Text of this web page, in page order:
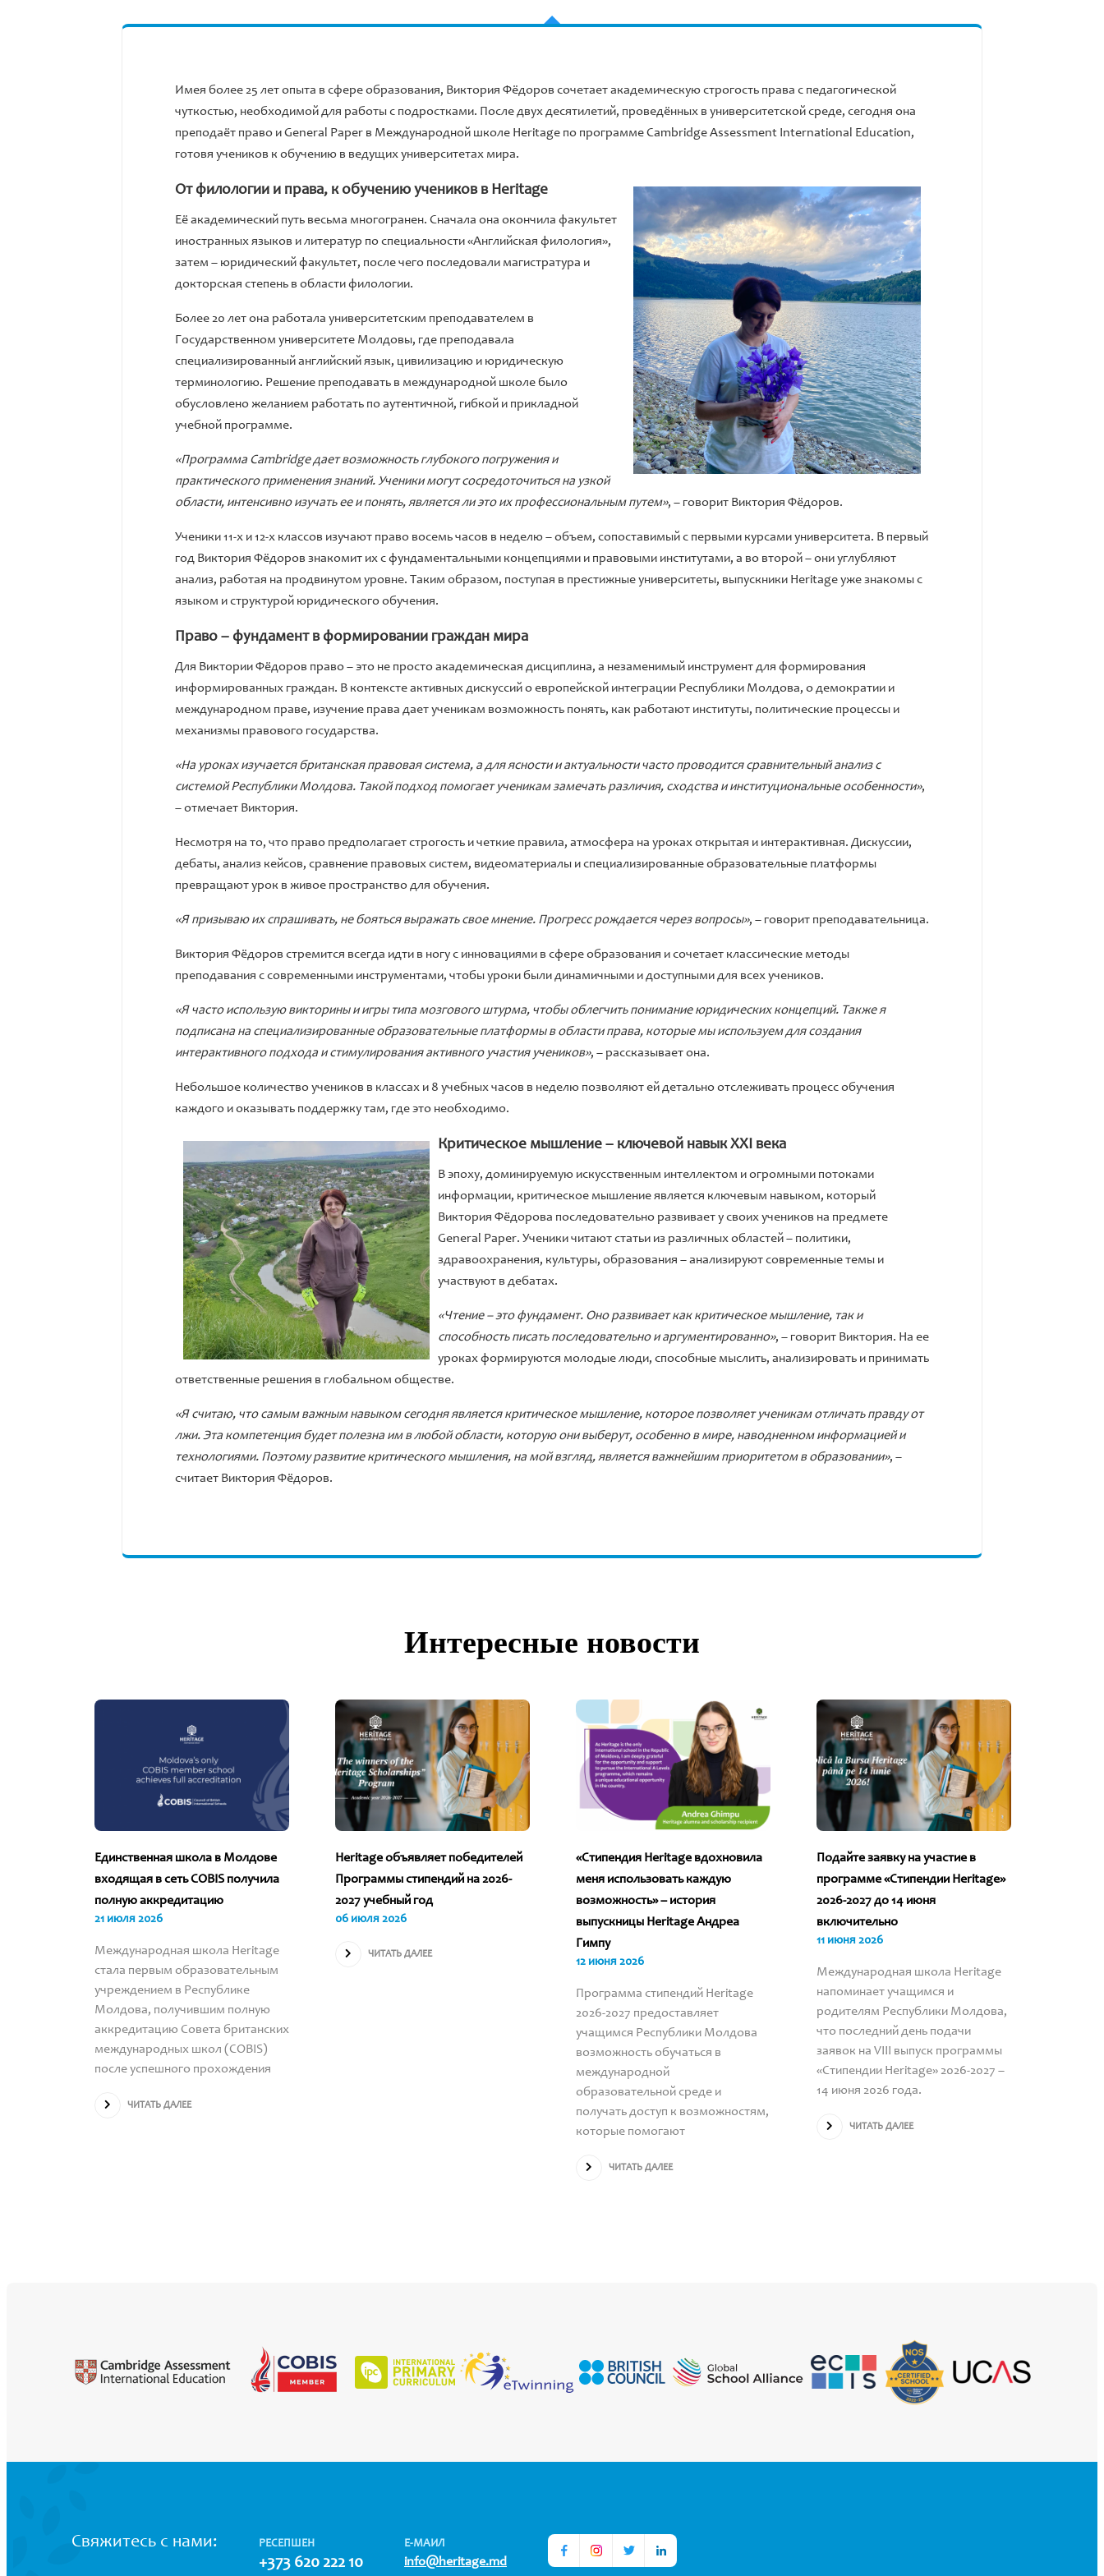
Имея более 25 лет опыта в сфере образования, Виктория Фёдоров сочетает академическую строгость права с педагогической
чуткостью, необходимой для работы с подростками. После двух десятилетий, проведённых в университетской среде, сегодня она
преподаёт право и General Paper в Международной школе Heritage по программе Cambridge Assessment International Education,
готовя учеников к обучению в ведущих университетах мира.
От филологии и права, к обучению учеников в Heritage
Её академический путь весьма многогранен. Сначала она окончила факультет
иностранных языков и литератур по специальности «Английская филология»,
затем – юридический факультет, после чего последовали магистратура и
докторская степень в области филологии.
Более 20 лет она работала университетским преподавателем в
Государственном университете Молдовы, где преподавала
специализированный английский язык, цивилизацию и юридическую
терминологию. Решение преподавать в международной школе было
обусловлено желанием работать по аутентичной, гибкой и прикладной
учебной программе.
«Программа Cambridge дает возможность глубокого погружения и
практического применения знаний. Ученики могут сосредоточиться на узкой
области, интенсивно изучать ее и понять, является ли это их профессиональным путем», – говорит Виктория Фёдоров.
Ученики 11-х и 12-х классов изучают право восемь часов в неделю – объем, сопоставимый с первыми курсами университета. В первый
год Виктория Фёдоров знакомит их с фундаментальными концепциями и правовыми институтами, а во второй – они углубляют
анализ, работая на продвинутом уровне. Таким образом, поступая в престижные университеты, выпускники Heritage уже знакомы с
языком и структурой юридического обучения.
Право – фундамент в формировании граждан мира
Для Виктории Фёдоров право – это не просто академическая дисциплина, а незаменимый инструмент для формирования
информированных граждан. В контексте активных дискуссий о европейской интеграции Республики Молдова, о демократии и
международном праве, изучение права дает ученикам возможность понять, как работают институты, политические процессы и
механизмы правового государства.
«На уроках изучается британская правовая система, а для ясности и актуальности часто проводится сравнительный анализ с
системой Республики Молдова. Такой подход помогает ученикам замечать различия, сходства и институциональные особенности»,
– отмечает Виктория.
Несмотря на то, что право предполагает строгость и четкие правила, атмосфера на уроках открытая и интерактивная. Дискуссии,
дебаты, анализ кейсов, сравнение правовых систем, видеоматериалы и специализированные образовательные платформы
превращают урок в живое пространство для обучения.
«Я призываю их спрашивать, не бояться выражать свое мнение. Прогресс рождается через вопросы», – говорит преподавательница.
Виктория Фёдоров стремится всегда идти в ногу с инновациями в сфере образования и сочетает классические методы
преподавания с современными инструментами, чтобы уроки были динамичными и доступными для всех учеников.
«Я часто использую викторины и игры типа мозгового штурма, чтобы облегчить понимание юридических концепций. Также я
подписана на специализированные образовательные платформы в области права, которые мы используем для создания
интерактивного подхода и стимулирования активного участия учеников», – рассказывает она.
Небольшое количество учеников в классах и 8 учебных часов в неделю позволяют ей детально отслеживать процесс обучения
каждого и оказывать поддержку там, где это необходимо.
Критическое мышление – ключевой навык XXI века
В эпоху, доминируемую искусственным интеллектом и огромными потоками
информации, критическое мышление является ключевым навыком, который
Виктория Фёдорова последовательно развивает у своих учеников на предмете
General Paper. Ученики читают статьи из различных областей – политики,
здравоохранения, культуры, образования – анализируют современные темы и
участвуют в дебатах.
«Чтение – это фундамент. Оно развивает как критическое мышление, так и
способность писать последовательно и аргументированно», – говорит Виктория. На ее
уроках формируются молодые люди, способные мыслить, анализировать и принимать
ответственные решения в глобальном обществе.
«Я считаю, что самым важным навыком сегодня является критическое мышление, которое позволяет ученикам отличать правду от
лжи. Эта компетенция будет полезна им в любой области, которую они выберут, особенно в мире, наводненном информацией и
технологиями. Поэтому развитие критического мышления, на мой взгляд, является важнейшим приоритетом в образовании», –
считает Виктория Фёдоров.
Интересные новости
Единственная школа в Молдове
входящая в сеть COBIS получила
полную аккредитацию
21 июля 2026
Международная школа Heritage
стала первым образовательным
учреждением в Республике
Молдова, получившим полную
аккредитацию Совета британских
международных школ (COBIS)
после успешного прохождения
ЧИТАТЬ ДАЛЕЕ
Heritage объявляет победителей
Программы стипендий на 2026-
2027 учебный год
06 июля 2026
ЧИТАТЬ ДАЛЕЕ
«Стипендия Heritage вдохновила
меня использовать каждую
возможность» – история
выпускницы Heritage Андреа
Гимпу
12 июня 2026
Программа стипендий Heritage
2026-2027 предоставляет
учащимся Республики Молдова
возможность обучаться в
международной
образовательной среде и
получать доступ к возможностям,
которые помогают
ЧИТАТЬ ДАЛЕЕ
Подайте заявку на участие в
программе «Стипендии Heritage»
2026-2027 до 14 июня
включительно
11 июня 2026
Международная школа Heritage
напоминает учащимся и
родителям Республики Молдова,
что последний день подачи
заявок на VIII выпуск программы
«Стипендии Heritage» 2026-2027 –
14 июня 2026 года.
ЧИТАТЬ ДАЛЕЕ
Свяжитесь с нами: РЕСЕПШЕН
+373 620 222 10
Е-МАИЛ
info@heritage.md